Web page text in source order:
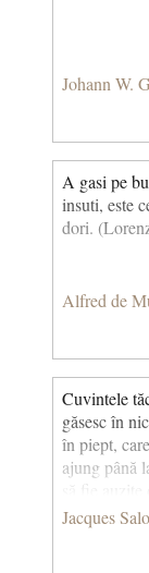
Johann W.
A gasi pe
insuti, este
dori.
Alfred de
Cuvintele
găsesc în
în piept,
ajung până
să fie
cu gesturi
citite cu
adâncul
Jacques